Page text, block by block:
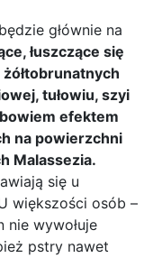
głównie na
łuszczące się
tułowiu, szyi
efektem
na powierzchni
Malassezia.
się u
większości osób –
nie wywołuje
pstry nawet